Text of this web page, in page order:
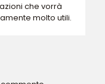
che vorrà
molto utili.